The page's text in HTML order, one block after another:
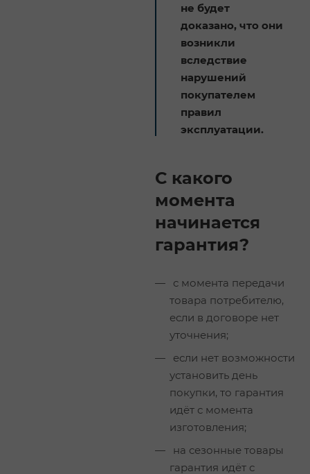
не будет
доказано, что они
возникли
вследствие
нарушений
покупателем
правил
эксплуатации.
С какого
момента
начинается
гарантия?
с момента передачи
товара потребителю,
если в договоре нет
уточнения;
если нет возможности
установить день
покупки, то гарантия
идёт с момента
изготовления;
на сезонные товары
гарантия идёт с